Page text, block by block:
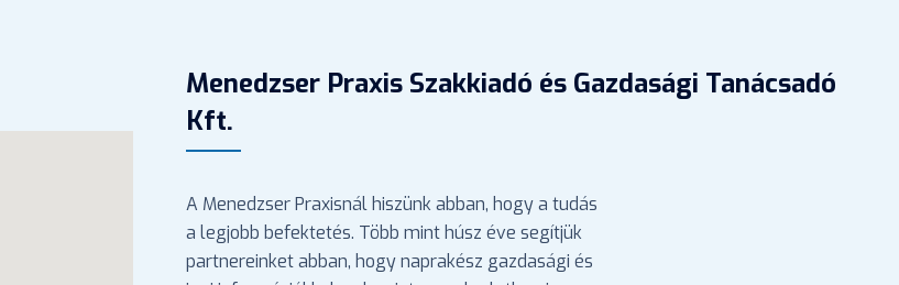
Menedzser Praxis Szakkiadó és Gazdasági Tanácsadó
Kft.
A Menedzser Praxisnál hiszünk abban, hogy a tudás
a legjobb befektetés. Több mint húsz éve segítjük
partnereinket abban, hogy naprakész gazdasági és